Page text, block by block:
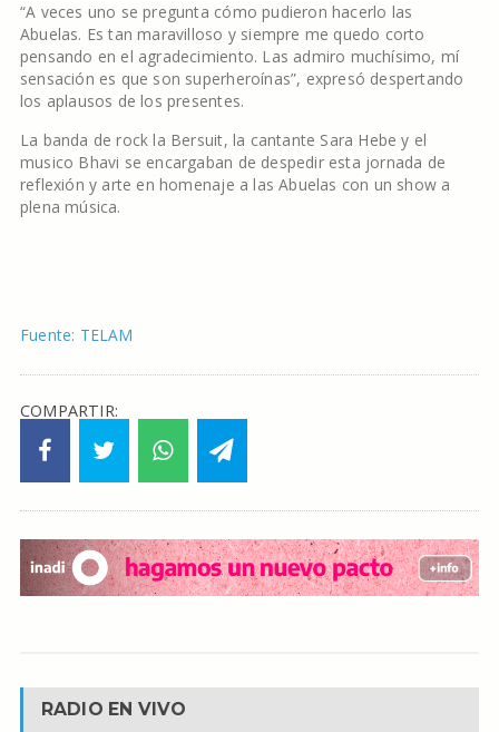
“A veces uno se pregunta cómo pudieron hacerlo las
Abuelas. Es tan maravilloso y siempre me quedo corto
pensando en el agradecimiento. Las admiro muchísimo, mí
sensación es que son superheroínas”, expresó despertando
los aplausos de los presentes.
La banda de rock la Bersuit, la cantante Sara Hebe y el
musico Bhavi se encargaban de despedir esta jornada de
reflexión y arte en homenaje a las Abuelas con un show a
plena música.
Fuente: TELAM
COMPARTIR:
RADIO EN VIVO